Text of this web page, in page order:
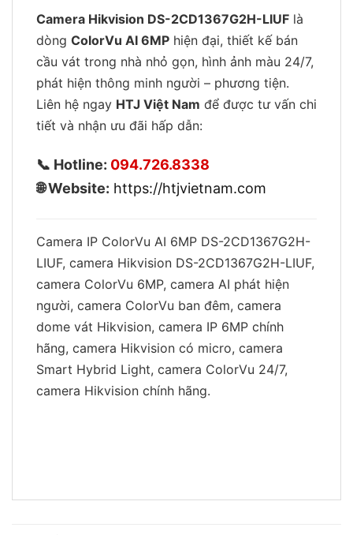
Camera Hikvision DS-2CD1367G2H-LIUF là
dòng ColorVu AI 6MP hiện đại, thiết kế bán
cầu vát trong nhà nhỏ gọn, hình ảnh màu 24/7,
phát hiện thông minh người – phương tiện.
Liên hệ ngay HTJ Việt Nam để được tư vấn chi
tiết và nhận ưu đãi hấp dẫn:
📞 Hotline: 094.726.8338
🌐 Website: https://htjvietnam.com
Camera IP ColorVu AI 6MP DS-2CD1367G2H-
LIUF, camera Hikvision DS-2CD1367G2H-LIUF,
camera ColorVu 6MP, camera AI phát hiện
người, camera ColorVu ban đêm, camera
dome vát Hikvision, camera IP 6MP chính
hãng, camera Hikvision có micro, camera
Smart Hybrid Light, camera ColorVu 24/7,
camera Hikvision chính hãng.